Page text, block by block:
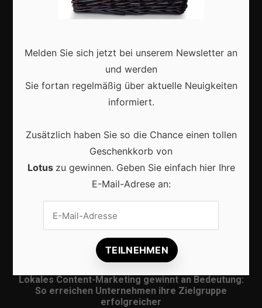
Lokale Suchmaschinenoptimierung bleibt der
Schlüssel für mehr regionale Kunden
Lokales Content-Marketing gewinnt an Bedeutung:
So erreichen Unternehmen ihre Zielgruppe
erfolgreicher
Melden Sie sich jetzt bei unserem Newsletter an
und werden
Sie fortan regelmäßig über aktuelle Neuigkeiten
informiert.
Zusätzlich haben Sie so die Chance einen tollen
Geschenkkorb von
Lotus zu gewinnen. Geben Sie einfach hier Ihre
E-Mail-Adrese an: